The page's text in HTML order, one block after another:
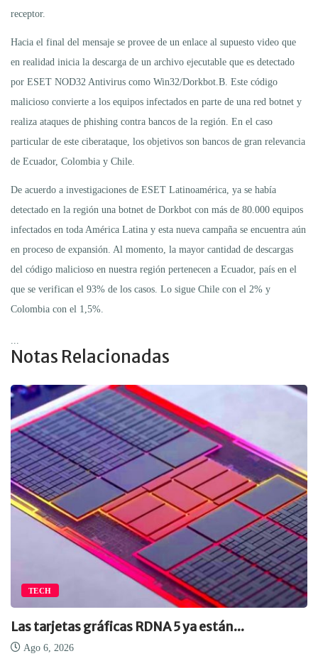
receptor.
Hacia el final del mensaje se provee de un enlace al supuesto video que
en realidad inicia la descarga de un archivo ejecutable que es detectado
por ESET NOD32 Antivirus como Win32/Dorkbot.B. Este código
malicioso convierte a los equipos infectados en parte de una red botnet y
realiza ataques de phishing contra bancos de la región. En el caso
particular de este ciberataque, los objetivos son bancos de gran relevancia
de Ecuador, Colombia y Chile.
De acuerdo a investigaciones de ESET Latinoamérica, ya se había
detectado en la región una botnet de Dorkbot con más de 80.000 equipos
infectados en toda América Latina y esta nueva campaña se encuentra aún
en proceso de expansión. Al momento, la mayor cantidad de descargas
del código malicioso en nuestra región pertenecen a Ecuador, país en el
que se verifican el 93% de los casos. Lo sigue Chile con el 2% y
Colombia con el 1,5%.
Notas Relacionadas
TECH
Las tarjetas gráficas RDNA 5 ya están...
Ago 6, 2026